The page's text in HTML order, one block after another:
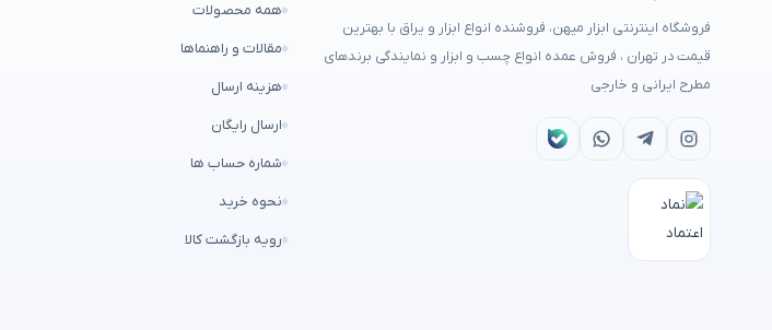
فروشگاه اینترنتی ابزار میهن، فروشنده انواع ابزار و یراق با بهترین
قیمت در تهران ، فروش عمده انواع چسب و ابزار و نمایندگی برندهای
مطرح ایرانی و خارجی
همه محصولات
مقالات و راهنماها
هزینه ارسال
ارسال رایگان
شماره حساب ها
نحوه خرید
رویه بازگشت کالا